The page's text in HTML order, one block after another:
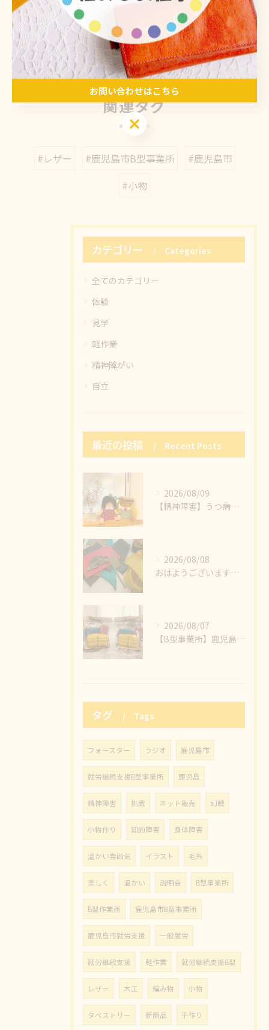
軽作業
< 前のページ 一覧に戻る 次のページ >
関連タグ
#レザー #鹿児島市B型事業所
#鹿児島市
#小物
カテゴリー Categories
全てのカテゴリー
体験
見学
軽作業
精神障がい
自立
最近の投稿 Recent Posts
2026/08/09
【精神障害】うつ病に悩まれていませんか❓無理せず、焦らず、あなたらしい”働く”を一緒に😊
2026/08/08
おはようございます🌪️🌤️
2026/08/07
【B型事業所】鹿児島市にある株式会社フォースター九州様のかわいいマスコット「さっしーず」✨そのさっしーずぬいぐるみを作成させていただき、納品させていただきました🙌🙌
タグ Tags
フォースター ラジオ 鹿児島市
就労継続支援B型事業所 鹿児島
精神障害 挑戦 ネット販売 幻聴
小物作り 知的障害 身体障害
温かい雰囲気 イラスト 毛糸
楽しく 温かい 説明会 B型事業所
B型作業所 鹿児島市B型事業所
鹿児島市就労支援 一般就労
就労継続支援 軽作業 就労継続支援B型
レザー 木工 編み物 小物
タペストリー 新商品 手作り
お問い合わせはこちら
お問い合わせはこちら